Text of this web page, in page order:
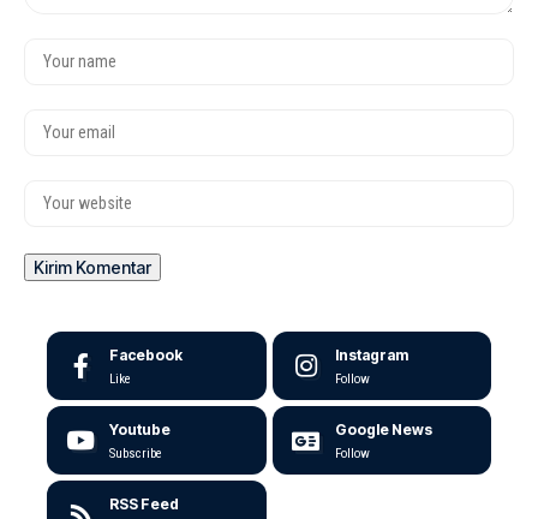
Facebook
Like
Instagram
Follow
Youtube
Subscribe
Google News
Follow
RSS Feed